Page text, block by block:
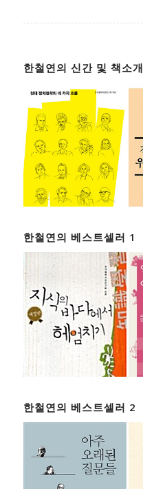
한철연의 신간 및 책소개
한철연의 베스트셀러 1
한철연의 베스트셀러 2